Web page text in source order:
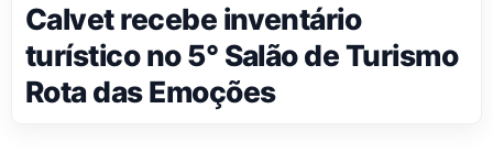
Calvet recebe inventário
turístico no 5° Salão de Turismo
Rota das Emoções